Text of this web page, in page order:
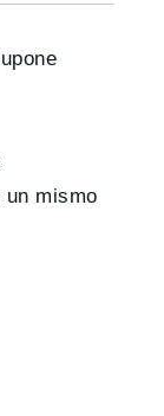
mismo